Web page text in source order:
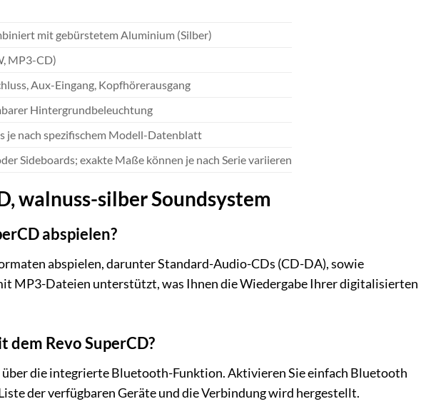
mit gebürstetem Aluminium (Silber)
MP3-CD)
Aux-Eingang, Kopfhörerausgang
Hintergrundbeleuchtung
je nach spezifischem Modell-Datenblatt
Sideboards; exakte Maße können je nach Serie variieren
walnuss-silber Soundsystem
abspielen?
abspielen, darunter Standard-Audio-CDs (CD-DA), sowie
MP3-Dateien unterstützt, was Ihnen die Wiedergabe Ihrer digitalisierten
Revo SuperCD?
die integrierte Bluetooth-Funktion. Aktivieren Sie einfach Bluetooth
der verfügbaren Geräte und die Verbindung wird hergestellt.